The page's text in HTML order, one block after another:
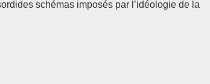
schémas imposés par l’idéologie de la